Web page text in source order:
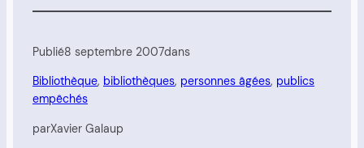
Publié8 septembre 2007dans
Bibliothèque, bibliothèques, personnes âgées, publics
empêchés
parXavier Galaup